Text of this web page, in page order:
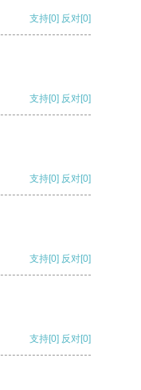
支持[0] 反对[0]
支持[0] 反对[0]
支持[0] 反对[0]
支持[0] 反对[0]
支持[0] 反对[0]